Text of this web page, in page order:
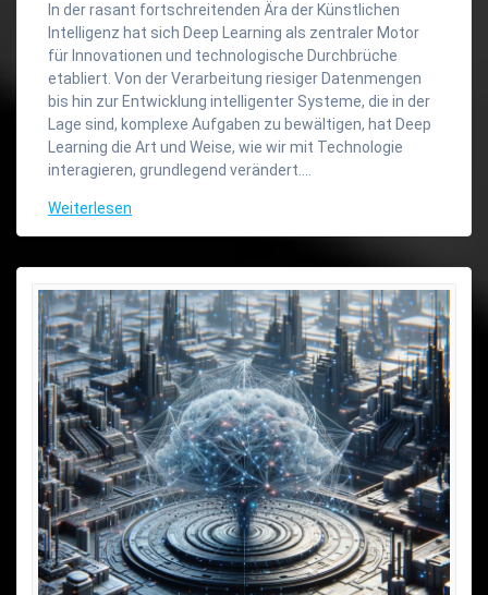
In der rasant fortschreitenden Ära der Künstlichen
Intelligenz hat sich Deep Learning als zentraler Motor
für Innovationen und technologische Durchbrüche
etabliert. Von der Verarbeitung riesiger Datenmengen
bis hin zur Entwicklung intelligenter Systeme, die in der
Lage sind, komplexe Aufgaben zu bewältigen, hat Deep
Learning die Art und Weise, wie wir mit Technologie
interagieren, grundlegend verändert.…
Weiterlesen